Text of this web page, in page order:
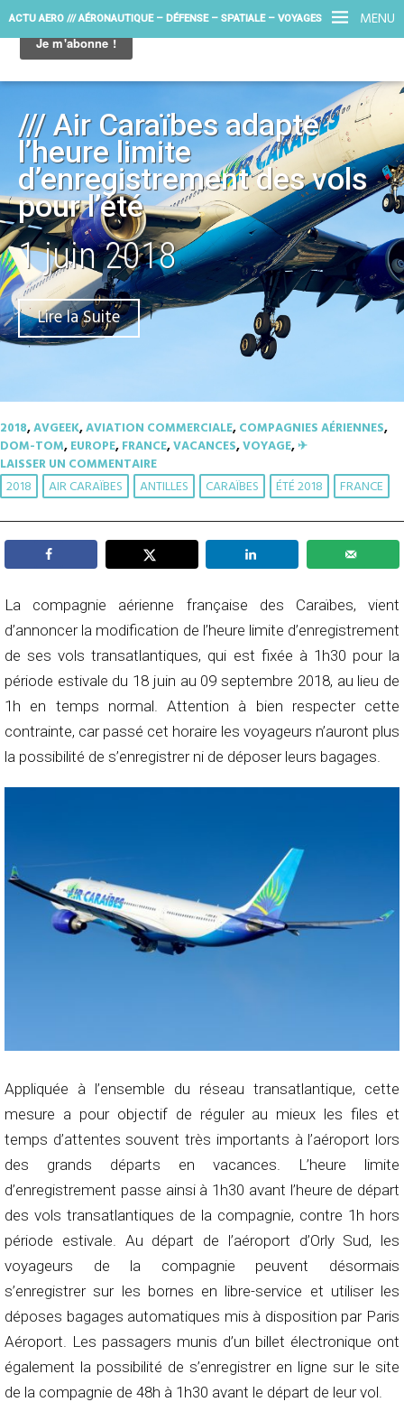
MENU
ACTU AERO /// AÉRONAUTIQUE – DÉFENSE – SPATIALE – VOYAGES
/// Air Caraïbes adapte
l’heure limite
d’enregistrement des vols
pour l’été
1 juin 2018
Lire la Suite
2018,AVGEEK,AVIATION COMMERCIALE,COMPAGNIES AÉRIENNES,
DOM-TOM,EUROPE,FRANCE,VACANCES,VOYAGE,✈︎
LAISSER UN COMMENTAIRE
2018 AIR CARAÏBES ANTILLES CARAÏBES ÉTÉ 2018 FRANCE
La compagnie aérienne française des Caraïbes, vient
d’annoncer la modification de l’heure limite d’enregistrement
de ses vols transatlantiques, qui est fixée à 1h30 pour la
période estivale du 18 juin au 09 septembre 2018, au lieu de
1h en temps normal. Attention à bien respecter cette
contrainte, car passé cet horaire les voyageurs n’auront plus
la possibilité de s’enregistrer ni de déposer leurs bagages.
Appliquée à l’ensemble du réseau transatlantique, cette
mesure a pour objectif de réguler au mieux les files et
temps d’attentes souvent très importants à l’aéroport lors
des grands départs en vacances. L’heure limite
d’enregistrement passe ainsi à 1h30 avant l’heure de départ
des vols transatlantiques de la compagnie, contre 1h hors
période estivale. Au départ de l’aéroport d’Orly Sud, les
voyageurs de la compagnie peuvent désormais
s’enregistrer sur les bornes en libre-service et utiliser les
déposes bagages automatiques mis à disposition par Paris
Aéroport. Les passagers munis d’un billet électronique ont
également la possibilité de s’enregistrer en ligne sur le site
de la compagnie de 48h à 1h30 avant le départ de leur vol.